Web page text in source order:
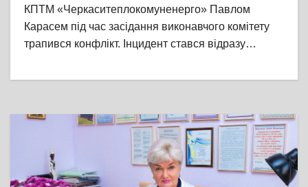
КПТМ «Черкаситеплокомуненерго» Павлом
Карасем під час засідання виконавчого комітету
трапився конфлікт. Інцидент стався відразу…